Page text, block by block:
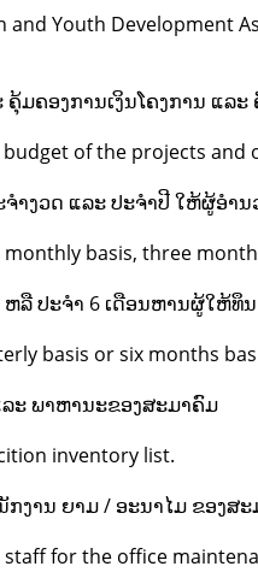
Youth Development
ມຄອງການເງິນໂຄງການ ແລະ
of the projects and
ຈຳງວດ ແລະ ປະຈຳປີ ໃຫ້ຜູ້ອ
basis, three
ຫລື ປະຈຳ 6 ເດືອນຫານຜູ້ໃຫ້ທຶ
basis or six months
ະ ພາຫານະຂອງສະມາຄົມ
inventory list.
ງານ ຍາມ / ອະນາໄມ ຂອງສ
for the office